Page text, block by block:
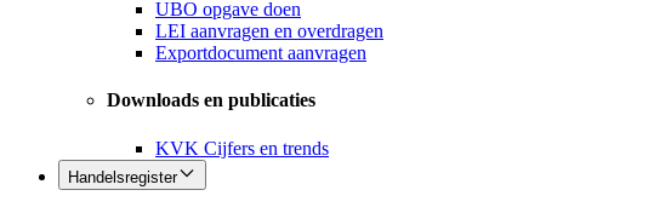
UBO opgave doen
LEI aanvragen en overdragen
Exportdocument aanvragen
Downloads en publicaties
KVK Cijfers en trends
Handelsregister